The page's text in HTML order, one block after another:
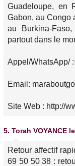
Guadeloupe, en
Gabon, au Congo
au Burkina-
partout dans le
Appel/WhatsApp/
Email:
Site Web : http://
5. Torah VOYANCE
Retour affectif
69 50 50 38 :